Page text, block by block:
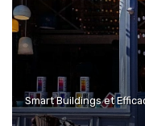
Smart Buildings et